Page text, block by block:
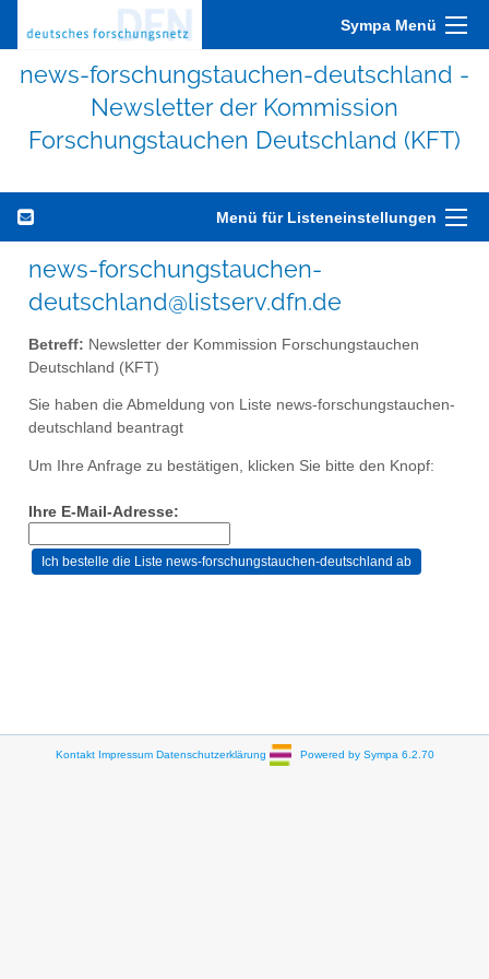
Sympa Menü
news-forschungstauchen-deutschland -
Newsletter der Kommission
Forschungstauchen Deutschland (KFT)
Menü für Listeneinstellungen
news-forschungstauchen-
deutschland@listserv.dfn.de
Betreff: Newsletter der Kommission Forschungstauchen
Deutschland (KFT)
Sie haben die Abmeldung von Liste news-forschungstauchen-
deutschland beantragt
Um Ihre Anfrage zu bestätigen, klicken Sie bitte den Knopf:
Ihre E-Mail-Adresse:
Kontakt Impressum Datenschutzerklärung Powered by Sympa 6.2.70